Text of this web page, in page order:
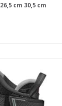
26,5 cm 30,5 cm